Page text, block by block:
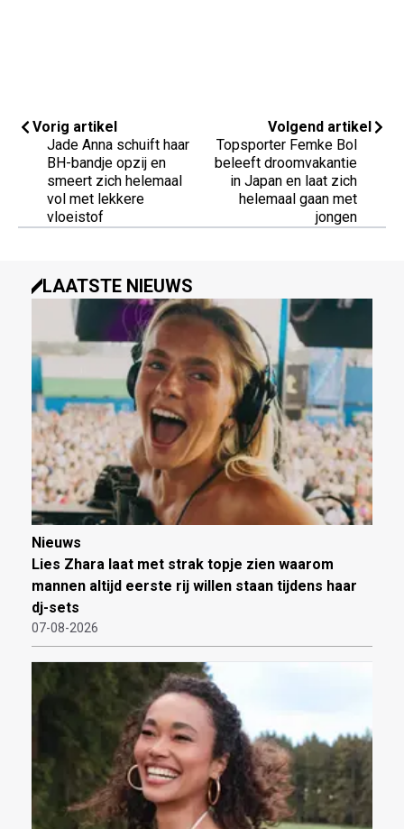
Vorig artikel
Jade Anna schuift haar
BH-bandje opzij en
smeert zich helemaal
vol met lekkere
vloeistof
Volgend artikel
Topsporter Femke Bol
beleeft droomvakantie
in Japan en laat zich
helemaal gaan met
jongen
LAATSTE NIEUWS
Nieuws
Lies Zhara laat met strak topje zien waarom
mannen altijd eerste rij willen staan tijdens haar
dj-sets
07-08-2026